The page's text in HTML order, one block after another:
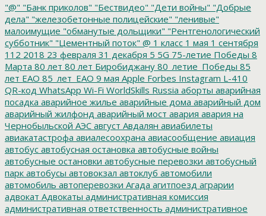
"@" "Банк приколов" "Бествидео" "Дети войны" "Добрые
дела" "железобетонные полицейские" "ленивые"
малоимущие "обманутые дольщики" "Рентгенологический
субботник" "Цементный поток" @ 1 класс 1 мая 1 сентября
112 2018 23 февраля 31 декабря 5 5G 75-летие Победы 8
Марта 80 лет 80 лет Биробиджану 80_летие_Победы 85
лет ЕАО 85_лет_ЕАО 9 мая Apple Forbes Instagram L-410
QR-код WhatsApp Wi-Fi WorldSkills Russia аборты аварийная
посадка аварийное жилье аварийные дома аварийный дом
аварийный жилфонд аварийный мост авария авария на
Чернобыльской АЭС август Авдалян авиабилеты
авиакатастрофа авиалесоохрана авиасообщение авиация
автобус автобусная остановка автобусные войны
автобусные остановки автобусные перевозки автобусный
парк автобусы автовокзал автоклуб автомобили
автомобиль автоперевозки Агада агитпоезд аграрии
адвокат Адвокаты административная комиссия
административная ответственность административное